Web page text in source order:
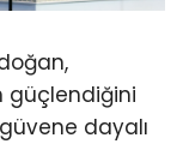
güçlendiğini
güvene dayalı